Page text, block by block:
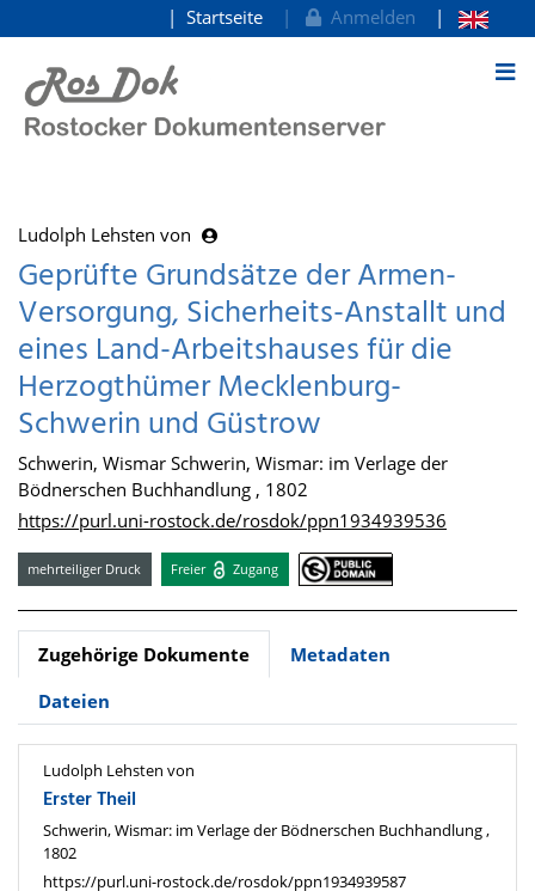
zum Inhalt
Startseite Anmelden
Ludolph Lehsten von
Geprüfte Grundsätze der Armen-
Versorgung, Sicherheits-Anstallt und
eines Land-Arbeitshauses für die
Herzogthümer Mecklenburg-
Schwerin und Güstrow
Schwerin, Wismar Schwerin, Wismar: im Verlage der
Bödnerschen Buchhandlung , 1802
https://purl.uni-rostock.de/rosdok/ppn1934939536
mehrteiliger Druck Freier Zugang
Zugehörige Dokumente
Metadaten
Dateien
Ludolph Lehsten von
Erster Theil
Schwerin, Wismar: im Verlage der Bödnerschen Buchhandlung ,
1802
https://purl.uni-rostock.de/rosdok/ppn1934939587